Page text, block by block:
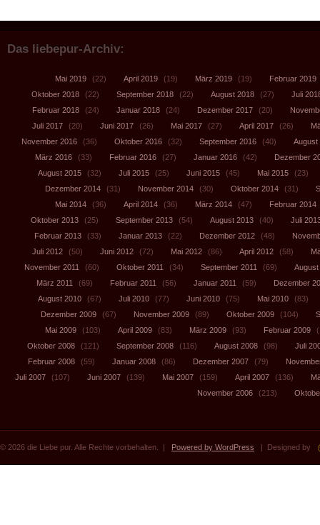
Das liebepur-Archiv:
Mai 2019 (22) April 2019 (19) März 2019 (19) Februar 2019
Oktober 2018
(22) September 2018 (22) August 2018 (27)
Juli
Februar 2018
(24) Januar 2018 (24) Dezember 2017 (20)
Juli 2017
(20) Juni 2017 (26) Mai 2017 (27) April 2017 (26)
November 2016
(36) Oktober 2016 (32) September 2016 (40)
August
März 2016
(33) Februar 2016 (27) Januar 2016 (42)
Dezember
August 2015
(32) Juli 2015 (25) Juni 2015 (45) Mai 2015
(23)
Dezember 2014
(31) November 2014 (30) Oktober 2014 (31)
Mai 2014
(36) April 2014 (36) März 2014 (47) Februar 2014
Oktober 2013
(25) September 2013 (54) August 2013 (40)
Juli
Februar 2013
(33) Januar 2013 (22) Dezember 2012 (48)
Juli 2012
(50) Juni 2012 (72) Mai 2012 (86) April 2012 (58)
November 2011
(60) Oktober 2011 (34) September 2011 (69)
August
März 2011
(69) Februar 2011 (56) Januar 2011 (59)
Dezember
August 2010
(67) Juli 2010 (77) Juni 2010 (75) Mai 2010
(83)
Dezember 2009
(67) November 2009 (89) Oktober 2009 (104)
Mai 2009
(103) April 2009 (83) März 2009 (93) Februar 2009
Oktober 2008
(121) September 2008 (116) August 2008 (98)
Juli
Februar 2008
(59) Januar 2008 (86) Dezember 2007 (79)
Juli 2007
(107) Juni 2007 (139) Mai 2007 (159) April 2007 (136)
November 2006
(213)
© 2026 die Liebe pur. Alle Rechte vorbehalten. | Powered by WordPress | Designed by